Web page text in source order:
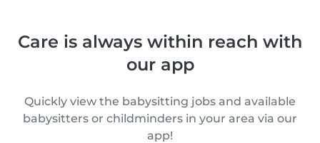
Care is always within reach with
our app
Quickly view the babysitting jobs and available
babysitters or childminders in your area via our
app!